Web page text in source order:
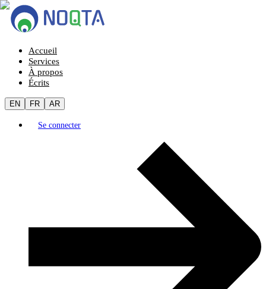
Accueil
Services
À propos
Écrits
EN FR AR
Se connecter